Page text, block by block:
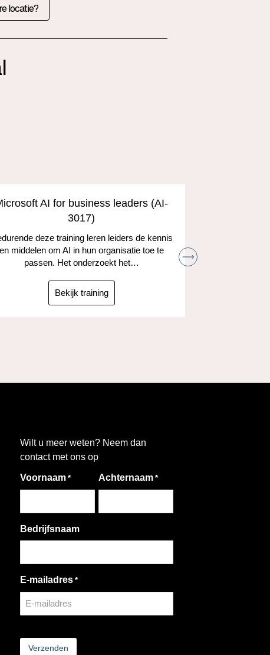
locatie?
AI for business leaders (AI-
3017)
deze training leren leiders de kennis
en middelen om AI in hun organisatie toe te
passen. Het onderzoekt het…
Bekijk training
Wilt u meer weten? Neem dan
contact met ons op
Voornaam * Achternaam *
Bedrijfsnaam
E-mailadres *